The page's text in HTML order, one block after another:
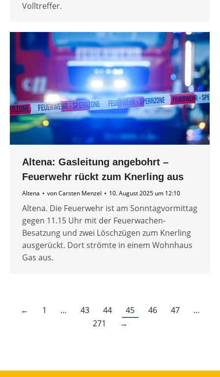
Volltreffer.
Altena: Gasleitung angebohrt –
Feuerwehr rückt zum Knerling aus
Altena vonCarsten Menzel 10. August 2025 um 12:10
Altena. Die Feuerwehr ist am Sonntagvormittag
gegen 11.15 Uhr mit der Feuerwachen-
Besatzung und zwei Löschzügen zum Knerling
ausgerückt. Dort strömte in einem Wohnhaus
Gas aus.
← 1 … 43 44 45 46 47
…
271
→